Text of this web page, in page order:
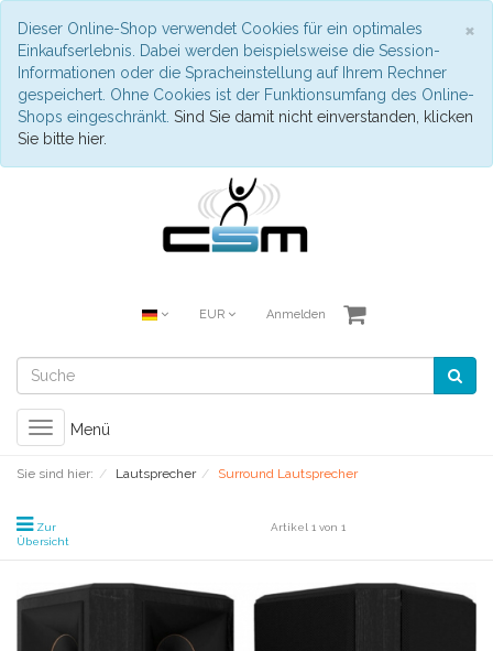
×
Dieser Online-Shop verwendet Cookies für ein optimales
Einkaufserlebnis. Dabei werden beispielsweise die Session-
Informationen oder die Spracheinstellung auf Ihrem Rechner
gespeichert. Ohne Cookies ist der Funktionsumfang des Online-
Shops eingeschränkt. Sind Sie damit nicht einverstanden, klicken
Sie bitte hier.
EUR Anmelden
Toggle
navigation
Menü
Sie sind hier: Lautsprecher Surround Lautsprecher
Zur
Übersicht
Artikel 1 von 1